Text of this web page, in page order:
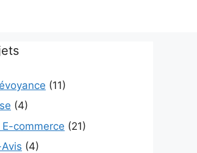
(11)
(4)
commerce (21)
(4)